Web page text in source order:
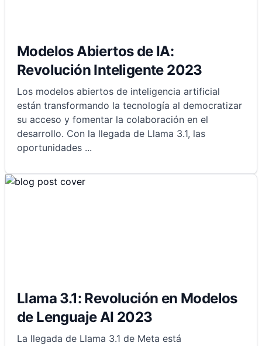
Modelos Abiertos de IA:
Revolución Inteligente 2023
Los modelos abiertos de inteligencia artificial
están transformando la tecnología al democratizar
su acceso y fomentar la colaboración en el
desarrollo. Con la llegada de Llama 3.1, las
oportunidades ...
Llama 3.1: Revolución en Modelos
de Lenguaje AI 2023
La llegada de Llama 3.1 de Meta está